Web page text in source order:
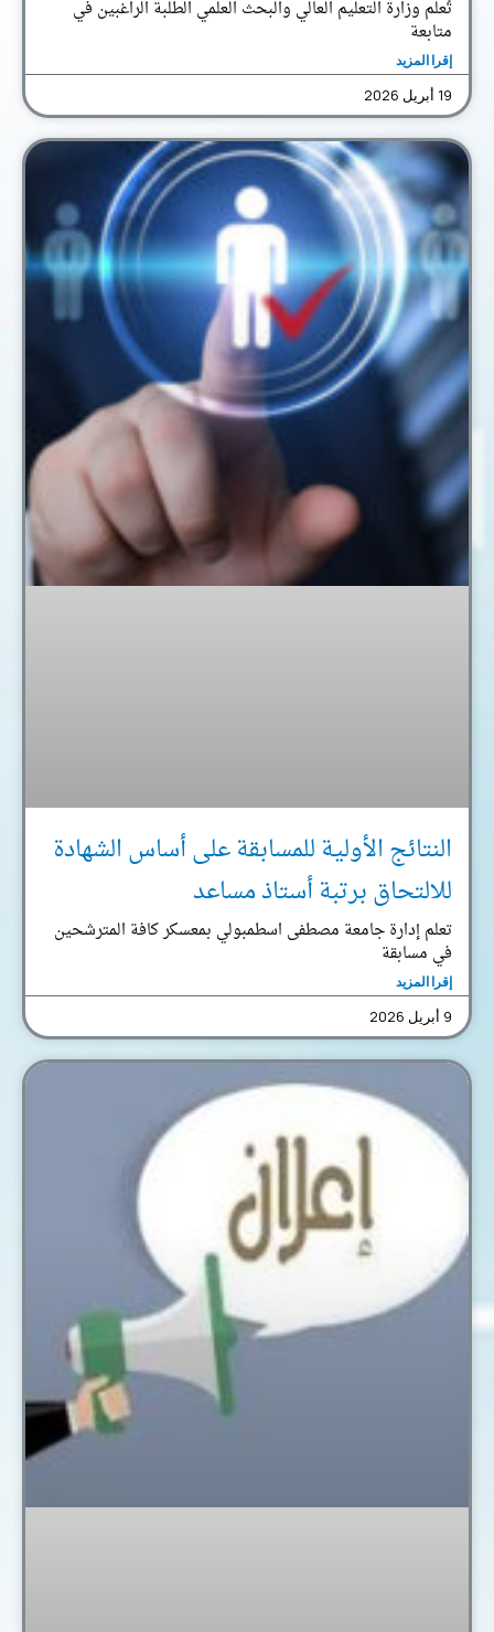
تُعلم وزارة التعليم العالي والبحث العلمي الطلبة الراغبين في
متابعة
إقرا المزيد
19 أبريل 2026
النتائج الأولية للمسابقة على أساس الشهادة
للالتحاق برتبة أستاذ مساعد
تعلم إدارة جامعة مصطفى اسطمبولي بمعسكر كافة المترشحين
في مسابقة
إقرا المزيد
9 أبريل 2026